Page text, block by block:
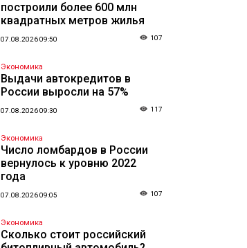
построили более 600 млн
квадратных метров жилья
07.08.2026 09:50 107
Экономика
Выдачи автокредитов в
России выросли на 57%
07.08.2026 09:30 117
Экономика
Число ломбардов в России
вернулось к уровню 2022
года
07.08.2026 09:05 107
Экономика
Сколько стоит российский